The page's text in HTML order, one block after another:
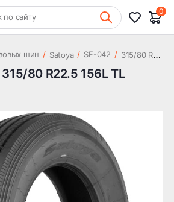
Шиномонтаж
по сайту
0
шин / Satoya / SF-042 / 3
15/80 R22.5 156L TL
80 R22.5 156L TL